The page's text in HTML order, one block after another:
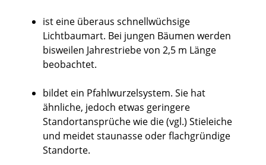
ist eine überaus schnellwüchsige
Lichtbaumart. Bei jungen Bäumen werden
bisweilen Jahrestriebe von 2,5 m Länge
beobachtet.
bildet ein Pfahlwurzelsystem. Sie hat
ähnliche, jedoch etwas geringere
Standortansprüche wie die (vgl.) Stieleiche
und meidet staunasse oder flachgründige
Standorte.